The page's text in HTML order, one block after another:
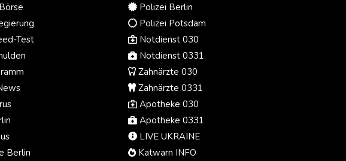
Test
Berlin
Polizei Berlin
Polizei Potsdam
Notdienst 030
Notdienst 0331
Zahnärzte 030
Zahnärzte 0331
Apotheke 030
Apotheke 0331
LIVE UKRAINE
Katwarn INFO